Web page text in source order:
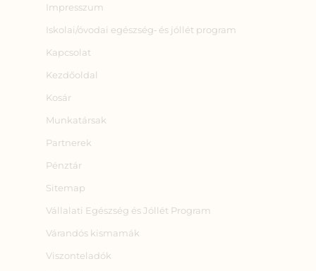
Impresszum
Iskolai/óvodai egészség‑ és jóllét program
Kapcsolat
Kezdőoldal
Kosár
Munkatársak
Partnerek
Pénztár
Sitemap
Vállalati Egészség és Jóllét Program
Várandós kismamák
Viszonteladók